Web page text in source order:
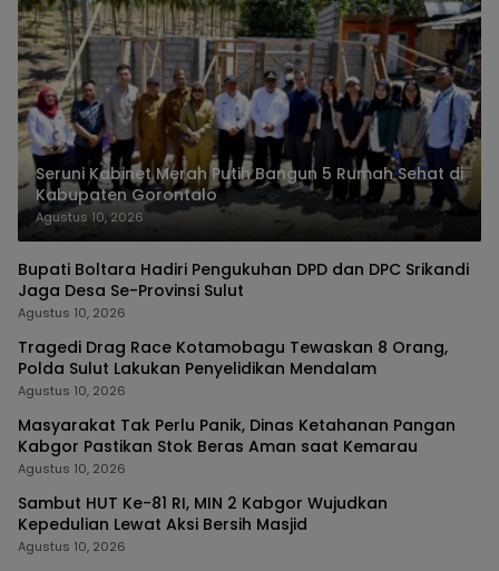
Seruni Kabinet Merah Putih Bangun 5 Rumah Sehat di
Kabupaten Gorontalo
Agustus 10, 2026
Bupati Boltara Hadiri Pengukuhan DPD dan DPC Srikandi
Jaga Desa Se-Provinsi Sulut
Agustus 10, 2026
Tragedi Drag Race Kotamobagu Tewaskan 8 Orang,
Polda Sulut Lakukan Penyelidikan Mendalam
Agustus 10, 2026
Masyarakat Tak Perlu Panik, Dinas Ketahanan Pangan
Kabgor Pastikan Stok Beras Aman saat Kemarau
Agustus 10, 2026
Sambut HUT Ke-81 RI, MIN 2 Kabgor Wujudkan
Kepedulian Lewat Aksi Bersih Masjid
Agustus 10, 2026